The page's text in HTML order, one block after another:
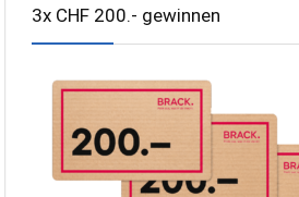
3x CHF 200.- gewinnen